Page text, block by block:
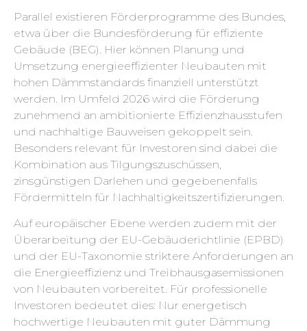
Parallel existieren Förderprogramme des Bundes,
etwa über die Bundesförderung für effiziente
Gebäude (BEG). Hier können Planung und
Umsetzung energieeffizienter Neubauten mit
hohen Dämmstandards finanziell unterstützt
werden. Im Umfeld 2026 wird die Förderung
zunehmend an ambitionierte Effizienzhausstufen
und nachhaltige Bauweisen gekoppelt sein.
Besonders relevant für Investoren sind dabei die
Kombination aus Tilgungszuschüssen,
zinsgünstigen Darlehen und gegebenenfalls
Fördermitteln für Nachhaltigkeitszertifizierungen.
Auf europäischer Ebene werden zudem mit der
Überarbeitung der EU-Gebäuderichtlinie (EPBD)
und der EU-Taxonomie striktere Anforderungen an
die Energieeffizienz und Treibhausgasemissionen
von Neubauten vorbereitet. Für professionelle
Investoren bedeutet dies: Nur energetisch
hochwertige Neubauten mit guter Dämmung